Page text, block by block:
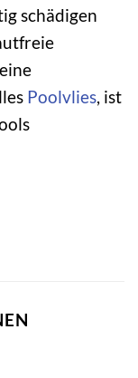
schädigen
Poolvlies , ist